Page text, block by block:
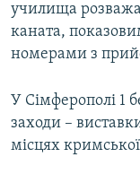
училища
каната,
номерами з
У Сімферополі 1
заходи –
місцях